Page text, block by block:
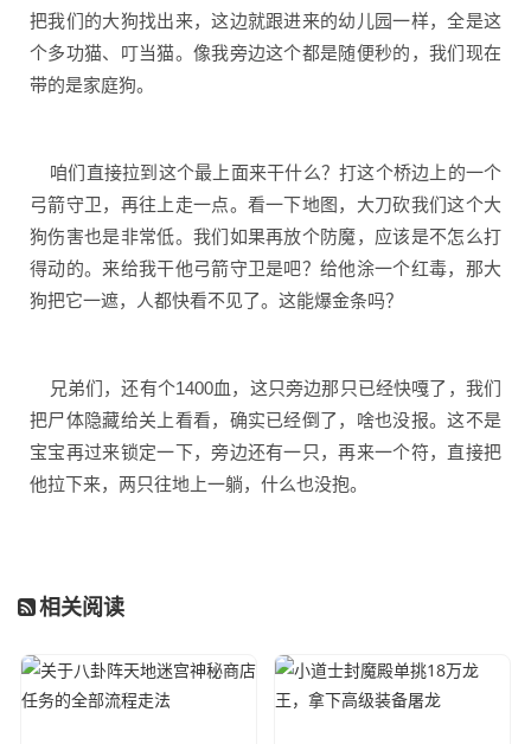
把我们的大狗找出来，这边就跟进来的幼儿园一样，全是这
个多功猫、叮当猫。像我旁边这个都是随便秒的，我们现在
带的是家庭狗。
咱们直接拉到这个最上面来干什么？打这个桥边上的一个
弓箭守卫，再往上走一点。看一下地图，大刀砍我们这个大
狗伤害也是非常低。我们如果再放个防魔，应该是不怎么打
得动的。来给我干他弓箭守卫是吧？给他涂一个红毒，那大
狗把它一遮，人都快看不见了。这能爆金条吗？
兄弟们，还有个1400血，这只旁边那只已经快嘎了，我们
把尸体隐藏给关上看看，确实已经倒了，啥也没报。这不是
宝宝再过来锁定一下，旁边还有一只，再来一个符，直接把
他拉下来，两只往地上一躺，什么也没抱。
相关阅读